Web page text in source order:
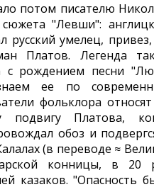
потом писателю
"Левши":
русский умелец,
Платов. Легенда
с рождением песни
ее по
фольклора
подвигу Платова,
обоз и
(в переводе ≈
конницы, в 20
казаков. "Опасность